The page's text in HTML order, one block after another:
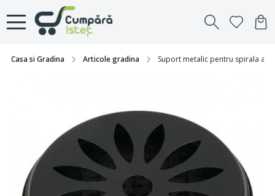
Casa si Gradina Articole gradina Suport metalic pentru spirala